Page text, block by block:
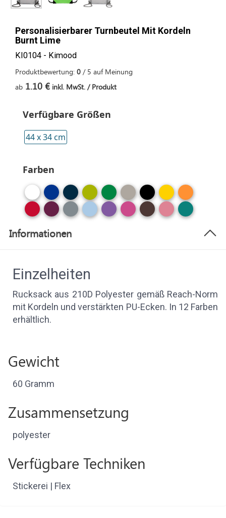
Personalisierbarer Turnbeutel Mit Kordeln
Burnt Lime
KI0104 - Kimood
Produktbewertung: 0 / 5 auf Meinung
ab 1.10 € inkl. MwSt. / Produkt
Verfügbare Größen
44 x 34 cm
Farben
Informationen
Einzelheiten
Rucksack aus 210D Polyester gemäß Reach-Norm
mit Kordeln und verstärkten PU-Ecken. In 12 Farben
erhältlich.
Gewicht
60 Gramm
Zusammensetzung
polyester
Verfügbare Techniken
Stickerei | Flex